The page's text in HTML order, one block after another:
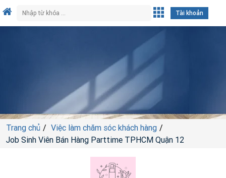
Tài khoản
Trang chủ
Việc làm chăm sóc khách hàng
Job Sinh Viên Bán Hàng Parttime TPHCM Quận 12